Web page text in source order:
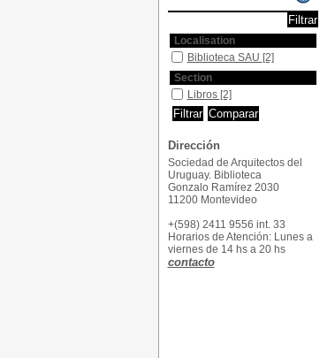
Localisation
Biblioteca SAU [2]
Section
Libros [2]
Dirección
Sociedad de Arquitectos del
Uruguay. Biblioteca
Gonzalo Ramírez 2030
11200 Montevideo
+(598) 2411 9556 int. 33
Horarios de Atención: Lunes a
viernes de 14 hs a 20 hs
contacto